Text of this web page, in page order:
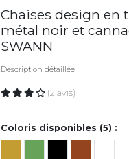
Chaises design en
métal noir et
SWANN
Description détaillée
(2 avis)
Coloris disponibles (5) :